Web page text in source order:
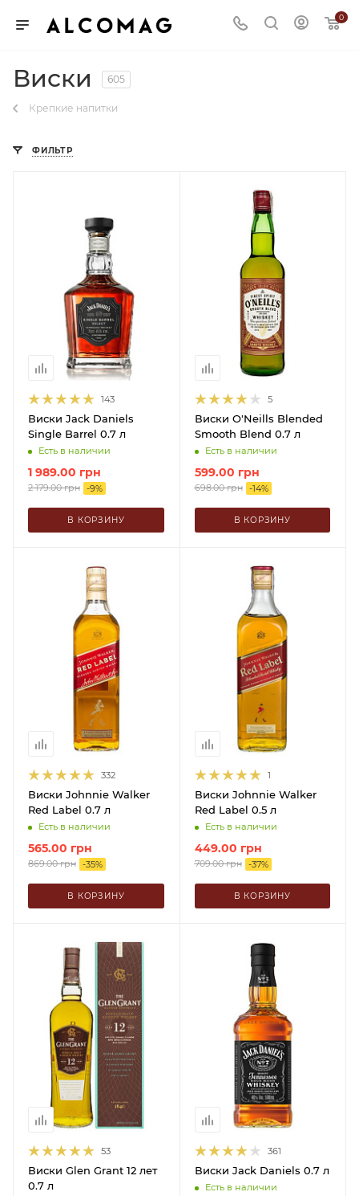
0
Виски 605
Крепкие напитки
ФИЛЬТР
143
Виски Jack Daniels
Single Barrel 0.7 л
Есть в наличии
1 989.00 грн
2 179.00грн -9%
В КОРЗИНУ
5
Виски O'Neills Blended
Smooth Blend 0.7 л
Есть в наличии
599.00 грн
698.00грн -14%
В КОРЗИНУ
332
Виски Johnnie Walker
Red Label 0.7 л
Есть в наличии
565.00 грн
869.00грн -35%
В КОРЗИНУ
1
Виски Johnnie Walker
Red Label 0.5 л
Есть в наличии
449.00 грн
709.00грн -37%
В КОРЗИНУ
53
Виски Glen Grant 12 лет
0.7 л
361
Виски Jack Daniels 0.7 л
Есть в наличии